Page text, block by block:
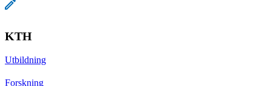
KTH
Utbildning
Forskning